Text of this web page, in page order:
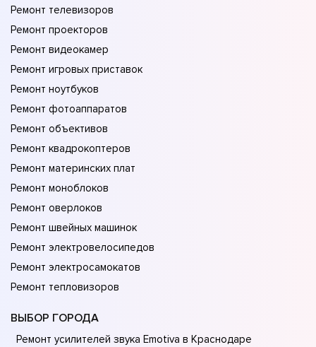
Ремонт телевизоров
Ремонт проекторов
Ремонт видеокамер
Ремонт игровых приставок
Ремонт ноутбуков
Ремонт фотоаппаратов
Ремонт объективов
Ремонт квадрокоптеров
Ремонт материнских плат
Ремонт моноблоков
Ремонт оверлоков
Ремонт швейных машинок
Ремонт электровелосипедов
Ремонт электросамокатов
Ремонт тепловизоров
ВЫБОР ГОРОДА
Ремонт усилителей звука Emotiva в Краснодаре